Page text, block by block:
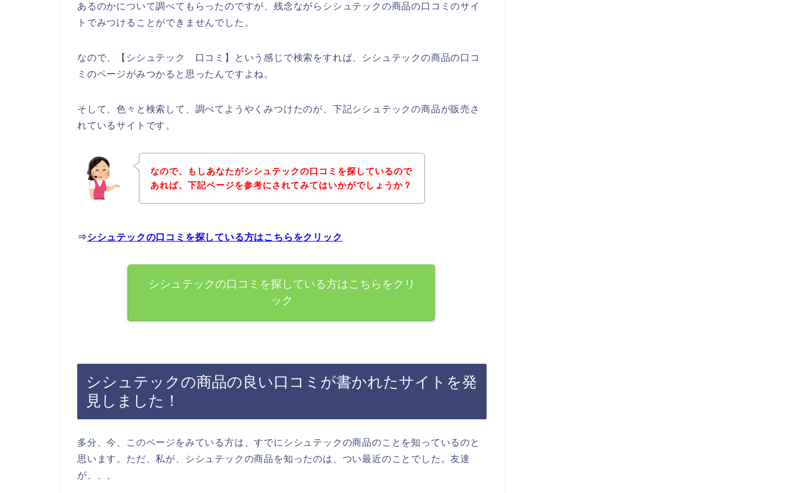
あるのかについて調べてもらったのですが、残念ながらシシュテックの商品の口コミのサイ
トでみつけることができませんでした。
なので、【シシュテック 口コミ】という感じで検索をすれば、シシュテックの商品の口コ
ミのページがみつかると思ったんですよね。
そして、色々と検索して、調べてようやくみつけたのが、下記シシュテックの商品が販売さ
れているサイトです。
なので、もしあなたがシシュテックの口コミを探しているので
あれば、下記ページを参考にされてみてはいかがでしょうか？
⇒シシュテックの口コミを探している方はこちらをクリック
シシュテックの口コミを探している方はこちらをクリ
ック
シシュテックの商品の良い口コミが書かれたサイトを発
見しました！
多分、今、このページをみている方は、すでにシシュテックの商品のことを知っているのと
思います。ただ、私が、シシュテックの商品を知ったのは、つい最近のことでした。友達
が、、、